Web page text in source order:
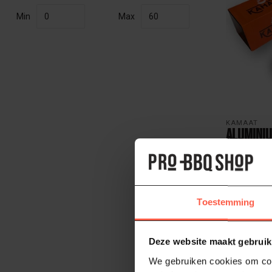
Toestemming
Deze website maakt
We gebruiken cookies om
Min Max
KAMAAT
0,03 mm
Extra sterk
Op voorraad